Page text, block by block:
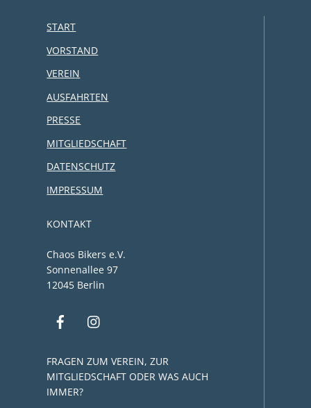
START
VORSTAND
VEREIN
AUSFAHRTEN
PRESSE
MITGLIEDSCHAFT
DATENSCHUTZ
IMPRESSUM
KONTAKT
Chaos Bikers e.V.
Sonnenallee 97
12045 Berlin
FRAGEN ZUM VEREIN, ZUR
MITGLIEDSCHAFT ODER WAS AUCH
IMMER?